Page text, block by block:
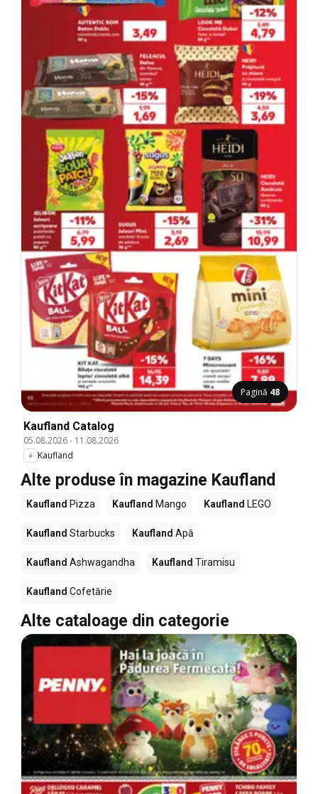
Pagină 48
Kaufland Catalog
05.08.2026- 11.08.2026
Kaufland
Alte produse în magazine Kaufland
Kaufland Pizza Kaufland Mango Kaufland LEGO
Kaufland Starbucks Kaufland Apă
Kaufland Ashwagandha Kaufland Tiramisu
Kaufland Cofetărie
Alte cataloage din categorie